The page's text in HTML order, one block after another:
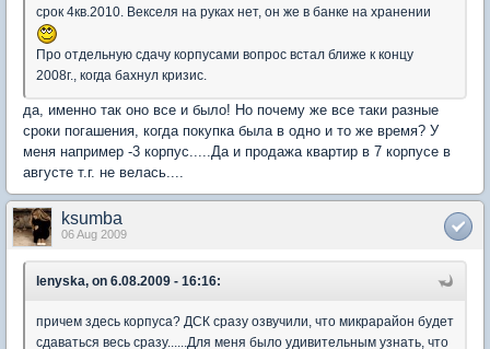
срок 4кв.2010. Векселя на руках нет, он же в банке на хранении
Про отдельную сдачу корпусами вопрос встал ближе к концу
2008г., когда бахнул кризис.
да, именно так оно все и было! Но почему же все таки разные
сроки погашения, когда покупка была в одно и то же время? У
меня например -3 корпус.....Да и продажа квартир в 7 корпусе в
августе т.г. не велась....
ksumba
06 Aug 2009
lenyska, on 6.08.2009 - 16:16:
причем здесь корпуса? ДСК сразу озвучили, что микрарайон будет
сдаваться весь сразу......Для меня было удивительным узнать, что